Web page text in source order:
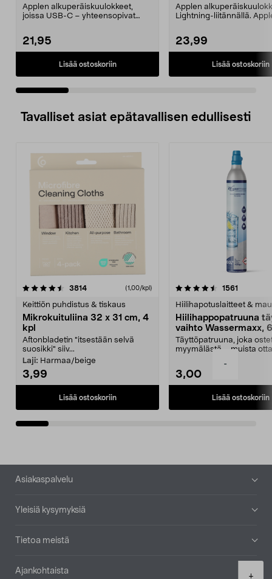
-
+
Applen alkuperäiskuulokkeet,
joissa USB-C – yhteensopivat
21,95
Lisää ostoskoriin
Applen
Lightning-liitännällä.
23,99
Lisää ostoskoriin
Tavalliset asiat epätavallisen edullisesti
3814arvostelut (1,00/kpl)
Keittiön puhdistus & tiskaus
Mikrokuituliina 32 x 31 cm, 4
kpl
Aftonbladetin "itsestään selvä
suosikki" siiv...
Laji: Harmaa/beige
3,99
Lisää ostoskoriin
4.5viidestä
1561
Hiilihapotuslaitteet &
Hiilihappopatruuna
vaihto Wassermaxx,
Täyttöpatruuna, joka
myymälästä – muista
3,00
Lisää ostoskoriin
4.5viidestä
Alatunniste
Asiakaspalvelu
Yleisiä kysymyksiä
Tietoa meistä
Ajankohtaista